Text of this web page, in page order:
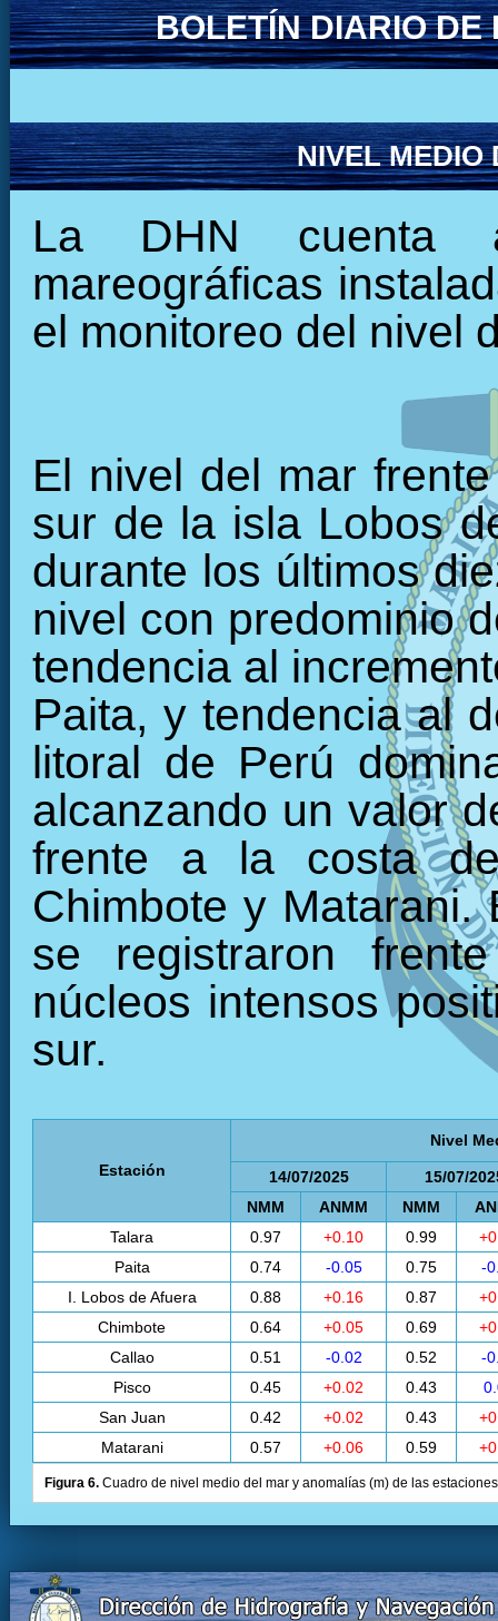
BOLETÍN DIARIO DE
NIVEL MEDIO
La DHN cuenta
mareográficas
el monitoreo del nivel
El nivel del mar
sur de la isla Lobos
durante los últimos
nivel con predominio
tendencia al
Paita, y tendencia al
litoral de Perú
alcanzando un valor
frente a la costa
Chimbote y Matarani.
se registraron
núcleos intensos
sur.
Estación
Nivel
14/07/2025
15/07/
NMM
ANMM NMM
Talara
0.97 +0.10 0.99
Paita
0.74 -0.05 0.75
-
I. Lobos de Afuera
0.88 +0.16 0.87
Chimbote
0.64 +0.05 0.69
Callao
0.51 -0.02 0.52
-
Pisco
0.45 +0.02 0.43
San Juan
0.42 +0.02 0.43
Matarani
0.57 +0.06 0.59
Figura 6. Cuadro de nivel medio del mar y anomalías (m) de las